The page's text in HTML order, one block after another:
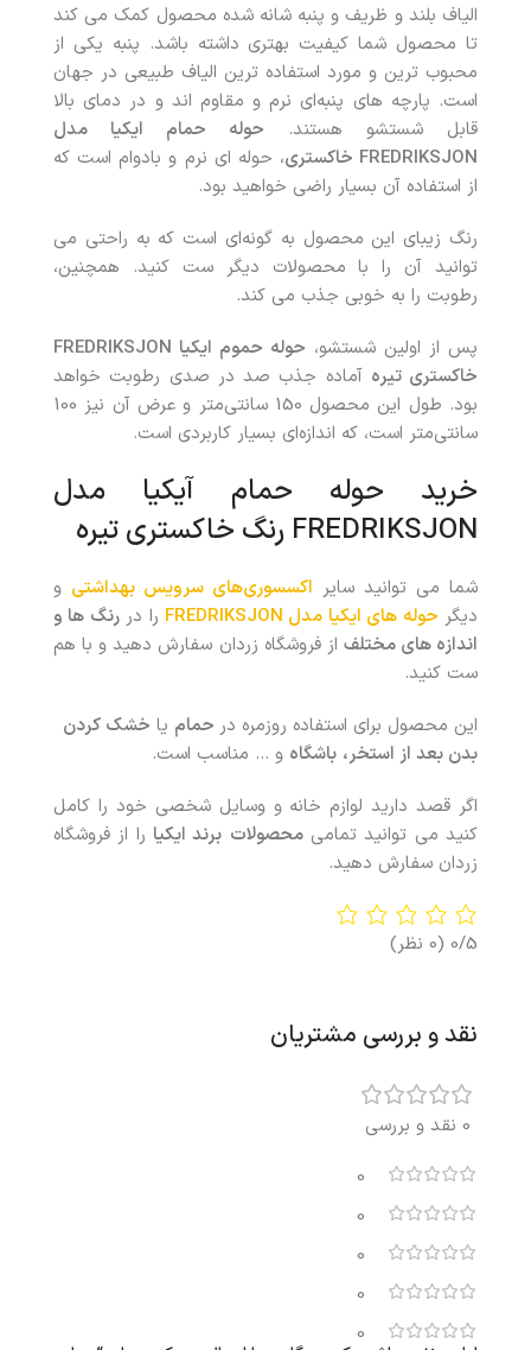
الیاف بلند و ظریف و پنبه شانه شده محصول کمک می کند
تا محصول شما کیفیت بهتری داشته باشد. پنبه یکی از
محبوب ترین و مورد استفاده ترین الیاف طبیعی در جهان
است. پارچه های پنبه‌ای نرم و مقاوم اند و در دمای بالا
قابل شستشو هستند. حوله حمام ایکیا مدل
FREDRIKSJON خاکستری، حوله ای نرم و بادوام است که
از استفاده آن بسیار راضی خواهید بود.
رنگ زیبای این محصول به گونه‌ای است که به راحتی می
توانید آن را با محصولات دیگر ست کنید. همچنین،
رطوبت را به خوبی جذب می کند.
پس از اولین شستشو، حوله حموم ایکیا
خاکستری تیره آماده جذب صد در صدی رطوبت خواهد
بود. طول این محصول 150 سانتی‌متر و عرض آن نیز 100
سانتی‌متر است، که اندازه‌ای بسیار کاربردی است.
خرید حوله حمام آیکیا مدل
FREDRIKSJON رنگ خاکستری تیره
شما می توانید سایر اکسسوری‌های سرویس بهداشتی و
دیگر حوله های ایکیا مدل FREDRIKSJON را دررنگ ها و
اندازه های مختلف از فروشگاه زردان سفارش دهید و با هم
ست کنید.
این محصول برای استفاده روزمره در حمام یا خشک کردن
بدن بعد از استخر، باشگاه و … مناسب است.
اگر قصد دارید لوازم خانه و وسایل شخصی خود را کامل
کنید می توانید تمامیمحصولات برند ایکیا را از فروشگاه
زردان سفارش دهید.
0/5 (0 نظر)
نقد و بررسی مشتریان
0 نقد و بررسی
0
0
0
0
0